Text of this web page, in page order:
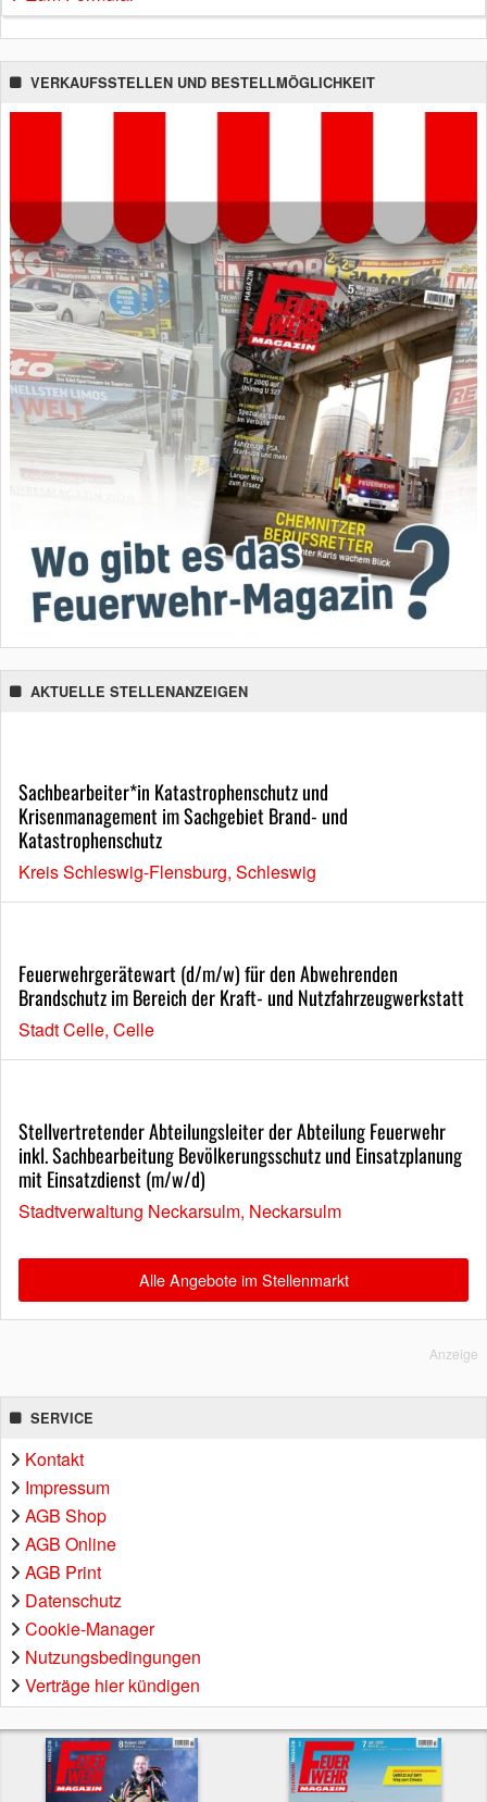
VERKAUFSSTELLEN UND BESTELLMÖGLICHKEIT
AKTUELLE STELLENANZEIGEN
Sachbearbeiter*in Katastrophenschutz und
Krisenmanagement im Sachgebiet Brand- und
Katastrophenschutz
Kreis Schleswig-Flensburg, Schleswig
Feuerwehrgerätewart (d/m/w) für den Abwehrenden
Brandschutz im Bereich der Kraft- und Nutzfahrzeugwerkstatt
Stadt Celle, Celle
Stellvertretender Abteilungsleiter der Abteilung Feuerwehr
inkl. Sachbearbeitung Bevölkerungsschutz und Einsatzplanung
mit Einsatzdienst (m/w/d)
Stadtverwaltung Neckarsulm, Neckarsulm
Alle Angebote im Stellenmarkt
Anzeige
SERVICE
Kontakt
Impressum
AGB Shop
AGB Online
AGB Print
Datenschutz
Cookie-Manager
Nutzungsbedingungen
Verträge hier kündigen